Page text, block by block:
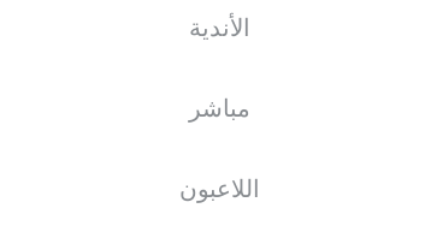
الأندية
مباشر
اللاعبون
01.08.1994